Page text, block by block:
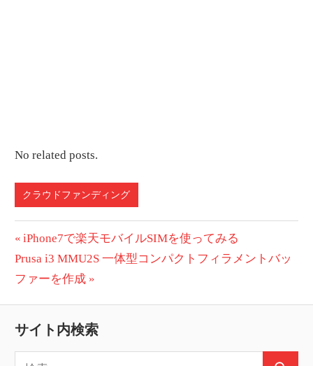
No related posts.
クラウドファンディング
投
稿
ビ
ゲ
前
の
投
iPhone7で楽天モバイルSIMを使ってみる
次
の
Prusa i3 MMU2S 一体型コンパクトフィラメントバッ
ファーを作成
サイト内検索